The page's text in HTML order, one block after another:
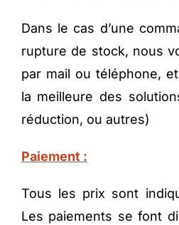
Dans le cas d’une
rupture de stock, nous
par mail ou téléphone,
la meilleure des
réduction, ou autres)
Paiement :
Tous les prix sont
Les paiements se font